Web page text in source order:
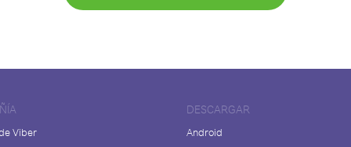
Viber
DESCARGAR
Android